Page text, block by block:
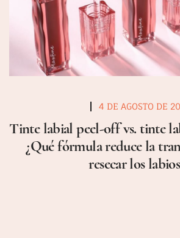
4 DE AGOSTO DE
Tinte labial peel-off vs. tinte
¿Qué fórmula reduce la
resecar los